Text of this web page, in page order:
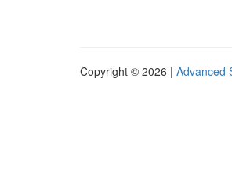
Copyright © 2026 | Advanced